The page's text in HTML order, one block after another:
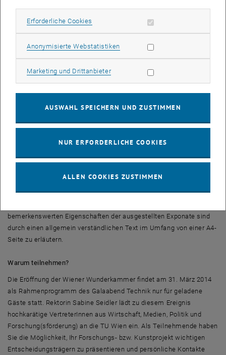
Wissens der Menschheit in visueller Form strukturiert abzubilden.
In der Wiener Wunderkammer geht es um die Zusammenführung
Barockzeit geht es darum, Zusammenhänge zwischen den
Darstellung komplexer, zukunftsorientierter Weltanschauungen.
Die Beiträge können unterschiedlich gestaltet sein: Die Bandbreite
reicht von der Darstellung wissenschaftlicher Experimente (so wie
vorführte) bis zur Visualisierung bemerkenswerter
wissenschaftlicher Resultate und künstlerischer Arbeiten in Form
bemerkenswerten Eigenschaften der ausgestellten Exponate sind
durch einen allgemein verständlichen Text im Umfang von einer A4-
Seite zu erläutern.
Warum teilnehmen?
Die Eröffnung der Wiener Wunderkammer findet am 31. März 2014
als Rahmenprogramm des Galaabend Technik nur für geladene
Gäste statt. Rektorin Sabine Seidler lädt zu diesem Ereignis
hochkarätige VertreterInnen aus Wirtschaft, Medien, Politik und
Forschung(sförderung) an die TU Wien ein. Als Teilnehmende haben
Sie die Möglichkeit, Ihr Forschungs- bzw. Kunstprojekt wichtigen
Entscheidungsträgern zu präsentieren und persönliche Kontakte
Erforderliche Cookies Erforderliche Cookies zulassen
Anonymisierte WebstatistikenStatistik Cookies zulassen
Marketing und DrittanbieterMarketing Cookies zulassen
AUSWAHL SPEICHERN UND ZUSTIMMEN
NUR ERFORDERLICHE COOKIES
ALLEN COOKIES ZUSTIMMEN